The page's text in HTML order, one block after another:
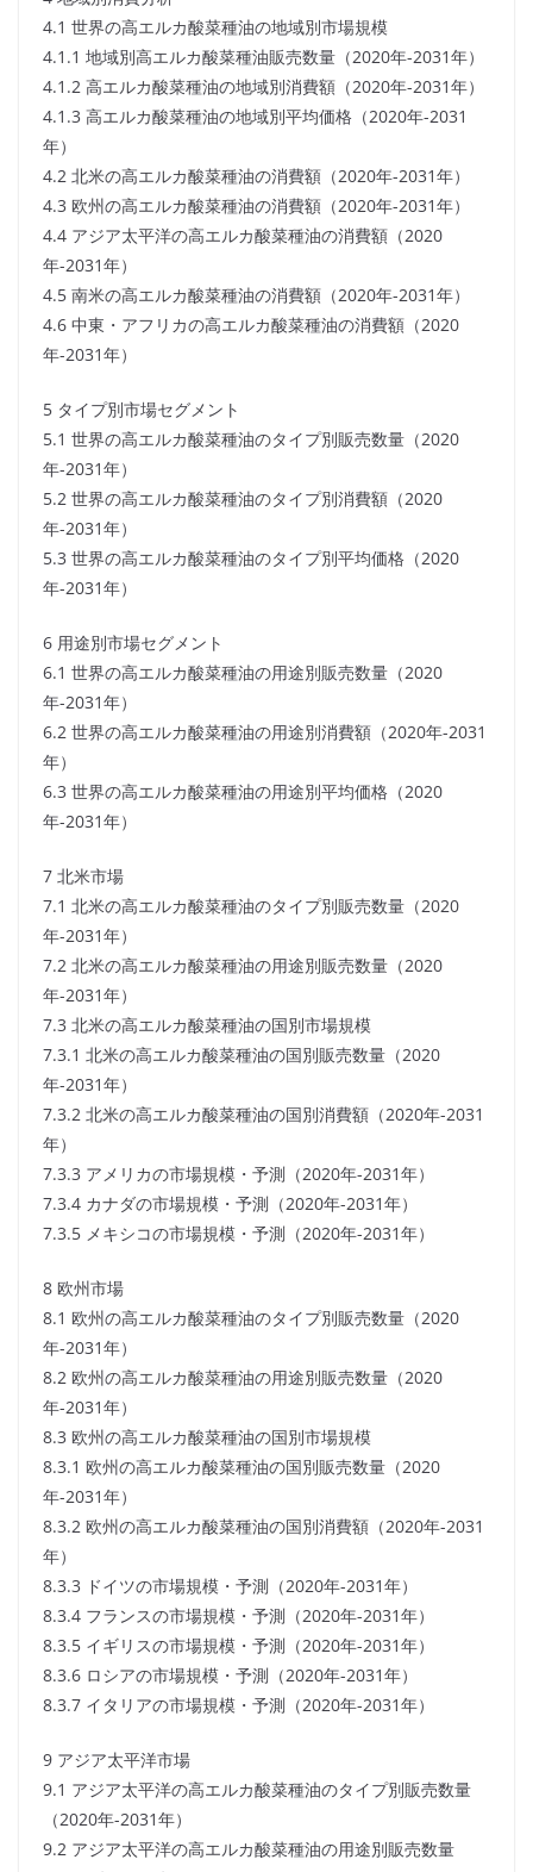
4.1 世界の高エルカ酸菜種油の地域別市場規模
4.1.1 地域別高エルカ酸菜種油販売数量（2020年-2031年）
4.1.2 高エルカ酸菜種油の地域別消費額（2020年-2031年）
4.1.3 高エルカ酸菜種油の地域別平均価格（2020年-2031
年）
4.2 北米の高エルカ酸菜種油の消費額（2020年-2031年）
4.3 欧州の高エルカ酸菜種油の消費額（2020年-2031年）
4.4 アジア太平洋の高エルカ酸菜種油の消費額（2020
年-2031年）
4.5 南米の高エルカ酸菜種油の消費額（2020年-2031年）
4.6 中東・アフリカの高エルカ酸菜種油の消費額（2020
年-2031年）
5 タイプ別市場セグメント
5.1 世界の高エルカ酸菜種油のタイプ別販売数量（2020
年-2031年）
5.2 世界の高エルカ酸菜種油のタイプ別消費額（2020
年-2031年）
5.3 世界の高エルカ酸菜種油のタイプ別平均価格（2020
年-2031年）
6 用途別市場セグメント
6.1 世界の高エルカ酸菜種油の用途別販売数量（2020
年-2031年）
6.2 世界の高エルカ酸菜種油の用途別消費額（2020年-2031
年）
6.3 世界の高エルカ酸菜種油の用途別平均価格（2020
年-2031年）
7 北米市場
7.1 北米の高エルカ酸菜種油のタイプ別販売数量（2020
年-2031年）
7.2 北米の高エルカ酸菜種油の用途別販売数量（2020
年-2031年）
7.3 北米の高エルカ酸菜種油の国別市場規模
7.3.1 北米の高エルカ酸菜種油の国別販売数量（2020
年-2031年）
7.3.2 北米の高エルカ酸菜種油の国別消費額（2020年-2031
年）
7.3.3 アメリカの市場規模・予測（2020年-2031年）
7.3.4 カナダの市場規模・予測（2020年-2031年）
7.3.5 メキシコの市場規模・予測（2020年-2031年）
8 欧州市場
8.1 欧州の高エルカ酸菜種油のタイプ別販売数量（2020
年-2031年）
8.2 欧州の高エルカ酸菜種油の用途別販売数量（2020
年-2031年）
8.3 欧州の高エルカ酸菜種油の国別市場規模
8.3.1 欧州の高エルカ酸菜種油の国別販売数量（2020
年-2031年）
8.3.2 欧州の高エルカ酸菜種油の国別消費額（2020年-2031
年）
8.3.3 ドイツの市場規模・予測（2020年-2031年）
8.3.4 フランスの市場規模・予測（2020年-2031年）
8.3.5 イギリスの市場規模・予測（2020年-2031年）
8.3.6 ロシアの市場規模・予測（2020年-2031年）
8.3.7 イタリアの市場規模・予測（2020年-2031年）
9 アジア太平洋市場
9.1 アジア太平洋の高エルカ酸菜種油のタイプ別販売数量
（2020年-2031年）
9.2 アジア太平洋の高エルカ酸菜種油の用途別販売数量